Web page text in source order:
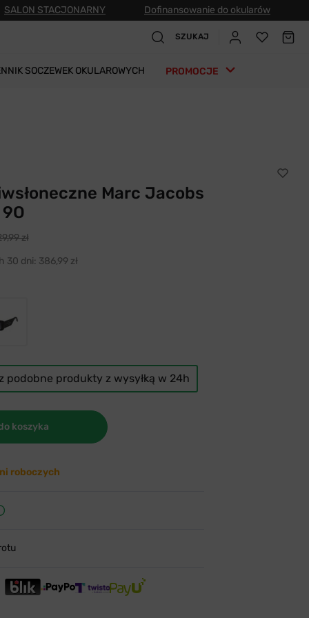
SALON STACJONARNY Dofinansowanie do okularów
SZUKAJ
SOCZEWEK OKULAROWYCH PROMOCJE
Marc Jacobs
zł
30 dni: 386,99 zł
podobne produkty z wysyłką w 24h
koszyka
roboczych